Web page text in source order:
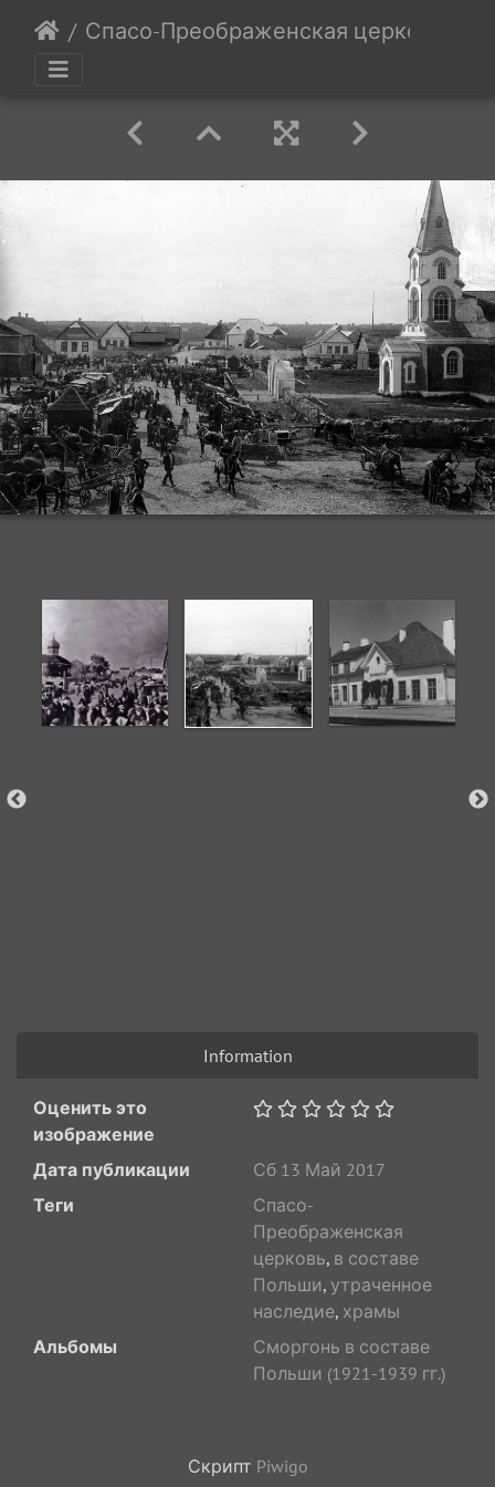
Спасо-Преображенская церковь, 30-
Information
Оценить это
изображение
Дата публикации
Сб 13 Май 2017
Теги
Спасо-
Преображенская
церковь, в составе
Польши, утраченное
наследие, храмы
Альбомы
Сморгонь в составе
Польши (1921-1939 гг.)
Скрипт Piwigo